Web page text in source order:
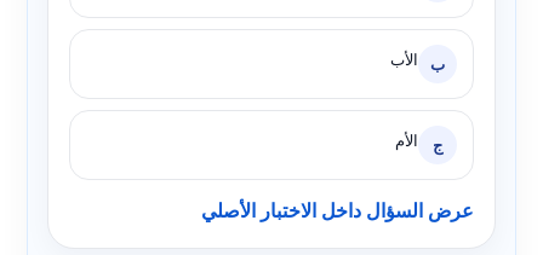
ب الأب
ج الأم
عرض السؤال داخل الاختبار الأصلي